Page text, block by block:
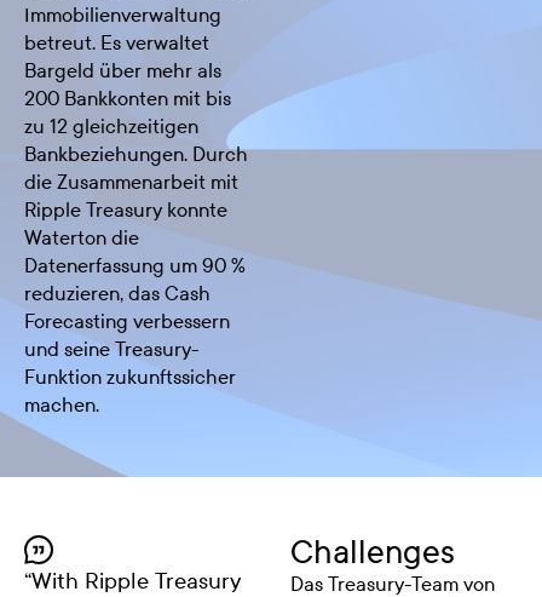
Immobilienverwaltung
betreut. Es verwaltet
Bargeld über mehr als
200 Bankkonten mit bis
zu 12 gleichzeitigen
Bankbeziehungen. Durch
die Zusammenarbeit mit
Ripple Treasury konnte
Waterton die
Datenerfassung um 90 %
reduzieren, das Cash
Forecasting verbessern
und seine Treasury-
Funktion zukunftssicher
machen.
“With Ripple Treasury
Challenges
Das Treasury-Team von